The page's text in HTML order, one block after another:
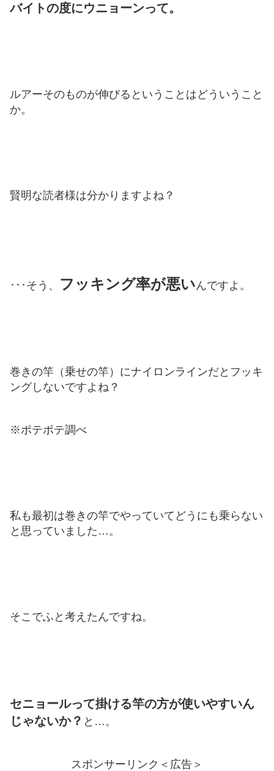
バイトの度にウニョーンって。
ルアーそのものが伸びるということはどういうこと
か。
賢明な読者様は分かりますよね？
･･･そう、 フッキング率が悪いんですよ。
巻きの竿（乗せの竿）にナイロンラインだとフッキ
ングしないですよね？
※ポテポテ調べ
私も最初は巻きの竿でやっていてどうにも乗らない
と思っていました…。
そこでふと考えたんですね。
セニョールって掛ける竿の方が使いやすいん
じゃないか？ と…。
スポンサーリンク＜広告＞